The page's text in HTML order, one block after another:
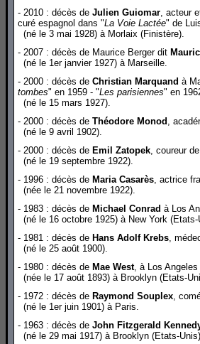
- 2010 : décès de Julien Guiomar, acteur
curé espagnol dans "La Voie Lactée" de
(né le 3 mai 1928) à Morlaix (Finistère).
- 2007 : décès de Maurice Berger dit
(né le 1er janvier 1927) à Marseille.
- 2000 : décès de Christian Marquand à
tombes" en 1959 - "Les parisiennes" en
(né le 15 mars 1927).
- 2000 : décès de Théodore Monod ,
(né le 9 avril 1902).
- 2000 : décès de Emil Zatopek, coureur
(né le 19 septembre 1922).
- 1996 : décès de Maria Casarès, actrice
(née le 21 novembre 1922).
- 1983 : décès de Michael Conrad à Los
(né le 16 octobre 1925) à New York (Etats-
- 1981 : décès de Hans Adolf Krebs,
(né le 25 août 1900).
- 1980 : décès de Mae West, à Los
(née le 17 août 1893) à Brooklyn (Etats-
- 1972 : décès de Raymond Souplex,
(né le 1er juin 1901) à Paris.
- 1963 : décès de John Fitzgerald
(né le 29 mai 1917) à Brooklyn (Etats-